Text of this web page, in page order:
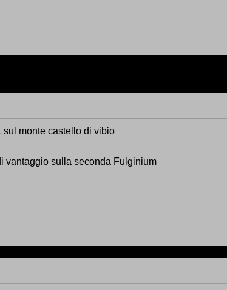
sul monte castello di vibio
vantaggio sulla seconda Fulginium